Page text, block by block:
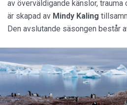
av överväldigande känslor, trauma
är skapad av Mindy Kaling
Den avslutande säsongen består